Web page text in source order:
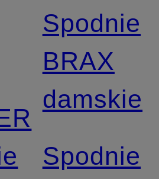
Spodnie
BRAX
damskie
Spodnie